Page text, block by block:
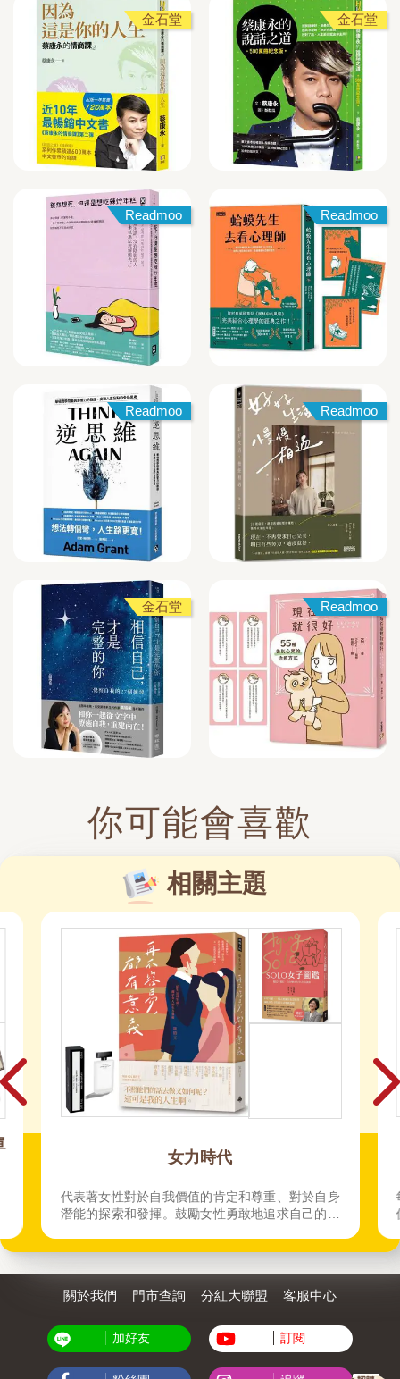
金石堂 金石堂
Readmoo Readmoo
Readmoo Readmoo
金石堂 Readmoo
你可能會喜歡
相關主題
女力時代
代表著女性對於自我價值的肯定和尊重、對於自身
潛能的探索和發揮。鼓勵女性勇敢地追求自己的夢
關於我們 門市查詢 分紅大聯盟 客服中心
加好友 訂閱